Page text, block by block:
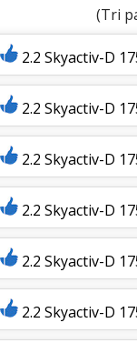
(Tri
2.2 Skyactiv-D
2.2 Skyactiv-D
2.2 Skyactiv-D
2.2 Skyactiv-D
2.2 Skyactiv-D
2.2 Skyactiv-D